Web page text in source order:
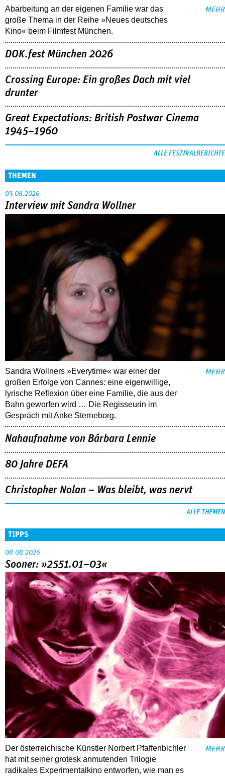
Abarbeitung an der eigenen Familie war das
große Thema in der Reihe »Neues deutsches
Kino« beim Filmfest München.
MEHR
DOK.fest München 2026
Crossing Europe: Ein großes Dach mit viel
drunter
Great Expectations: British Postwar Cinema
1945–1960
ALLE FESTIVALBERICHTE
THEMEN
03.08.2026
Interview mit Sandra Wollner
Sandra Wollners »Everytime« war einer der
großen Erfolge von Cannes: eine eigenwillige,
lyrische Reflexion über eine ­Familie, die aus der
Bahn geworfen wird … Die Regisseurin im
Gespräch mit Anke Sterneborg.
MEHR
Nahaufnahme von Bárbara Lennie
80 Jahre DEFA
Christopher Nolan – Was bleibt, was nervt
ALLE THEMEN
TIPPS
08.08.2026
Sooner: »2551.01–03«
Der österreichische Künstler Norbert Pfaffenbichler
hat mit seiner grotesk anmutenden Trilogie
radikales Experimentalkino entworfen, wie man es
MEHR